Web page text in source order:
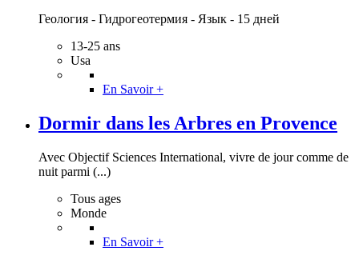
Геология - Гидрогеотермия - Язык - 15 дней
13-25 ans
Usa
En Savoir +
Dormir dans les Arbres en Provence
Avec Objectif Sciences International, vivre de jour comme de
nuit parmi (...)
Tous ages
Monde
En Savoir +